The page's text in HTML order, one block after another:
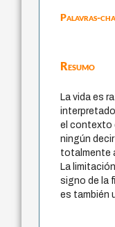
Palavras-
Resumo
La vida es
el contexto
ningún
totalmente
La
signo de la
es también